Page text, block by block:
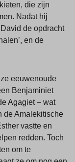
die zijn
Nadat hij
de opdracht
en de
eeuwenoude
Benjaminiet
Agagiet – wat
de Amalekitische
vastte en
redden. Toch
om te